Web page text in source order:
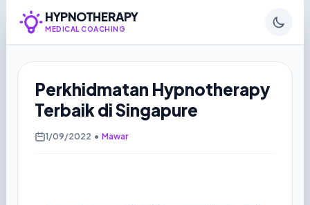
HYPNOTHERAPY
MEDICAL COACHING
Perkhidmatan Hypnotherapy
Terbaik di Singapure
1/09/2022 • Mawar